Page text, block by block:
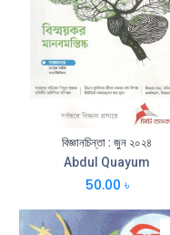
বিজ্ঞানচিন্তা : জুন ২০২৪
Abdul Quayum
50.00 ৳